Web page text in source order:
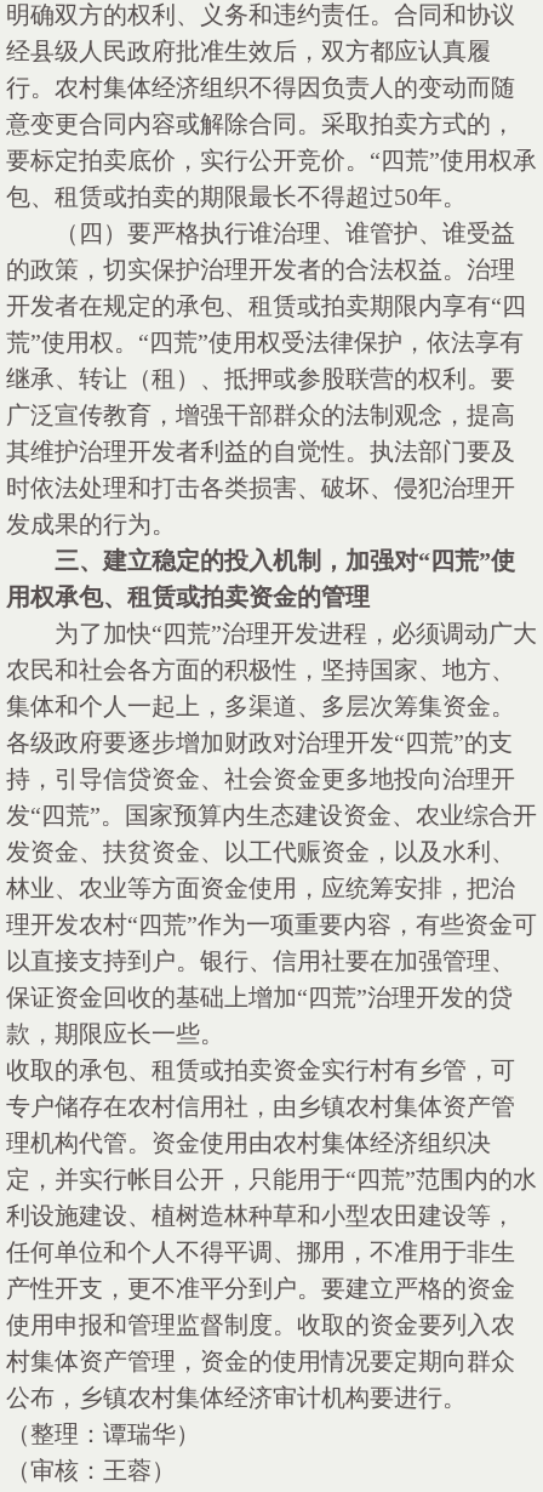
明确双方的权利、义务和违约责任。合同和协议
经县级人民政府批准生效后，双方都应认真履
行。农村集体经济组织不得因负责人的变动而随
意变更合同内容或解除合同。采取拍卖方式的，
要标定拍卖底价，实行公开竞价。“四荒”使用权承
包、租赁或拍卖的期限最长不得超过50年。
（四）要严格执行谁治理、谁管护、谁受益
的政策，切实保护治理开发者的合法权益。治理
开发者在规定的承包、租赁或拍卖期限内享有“四
荒”使用权。“四荒”使用权受法律保护，依法享有
继承、转让（租）、抵押或参股联营的权利。要
广泛宣传教育，增强干部群众的法制观念，提高
其维护治理开发者利益的自觉性。执法部门要及
时依法处理和打击各类损害、破坏、侵犯治理开
发成果的行为。
三、建立稳定的投入机制，加强对“四荒”使
用权承包、租赁或拍卖资金的管理
为了加快“四荒”治理开发进程，必须调动广大
农民和社会各方面的积极性，坚持国家、地方、
集体和个人一起上，多渠道、多层次筹集资金。
各级政府要逐步增加财政对治理开发“四荒”的支
持，引导信贷资金、社会资金更多地投向治理开
发“四荒”。国家预算内生态建设资金、农业综合开
发资金、扶贫资金、以工代赈资金，以及水利、
林业、农业等方面资金使用，应统筹安排，把治
理开发农村“四荒”作为一项重要内容，有些资金可
以直接支持到户。银行、信用社要在加强管理、
保证资金回收的基础上增加“四荒”治理开发的贷
款，期限应长一些。
收取的承包、租赁或拍卖资金实行村有乡管，可
专户储存在农村信用社，由乡镇农村集体资产管
理机构代管。资金使用由农村集体经济组织决
定，并实行帐目公开，只能用于“四荒”范围内的水
利设施建设、植树造林种草和小型农田建设等，
任何单位和个人不得平调、挪用，不准用于非生
产性开支，更不准平分到户。要建立严格的资金
使用申报和管理监督制度。收取的资金要列入农
村集体资产管理，资金的使用情况要定期向群众
公布，乡镇农村集体经济审计机构要进行。
（整理：谭瑞华）
（审核：王蓉）